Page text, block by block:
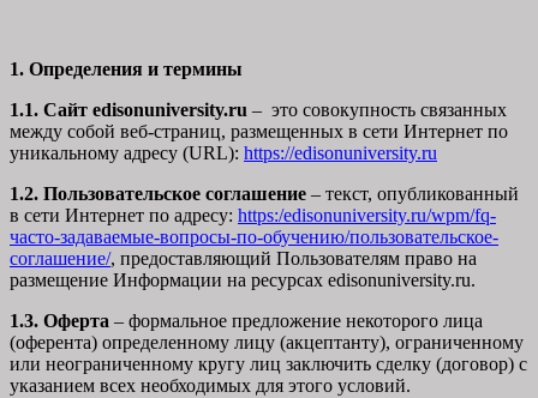
1. Определения и термины
1.1. Сайт edisonuniversity.ru – это совокупность связанных
между собой веб-страниц, размещенных в сети Интернет по
уникальному адресу (URL): https://edisonuniversity.ru
1.2. Пользовательское соглашение – текст, опубликованный
в сети Интернет по адресу: https:/edisonuniversity.ru/wpm/fq-
часто-задаваемые-вопросы-по-обучению/пользовательское-
соглашение/, предоставляющий Пользователям право на
размещение Информации на ресурсах edisonuniversity.ru.
1.3. Оферта – формальное предложение некоторого лица
(оферента) определенному лицу (акцептанту), ограниченному
или неограниченному кругу лиц заключить сделку (договор) с
указанием всех необходимых для этого условий.